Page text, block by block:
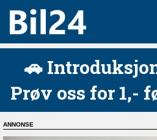
🚗
Prøv oss for 1,-